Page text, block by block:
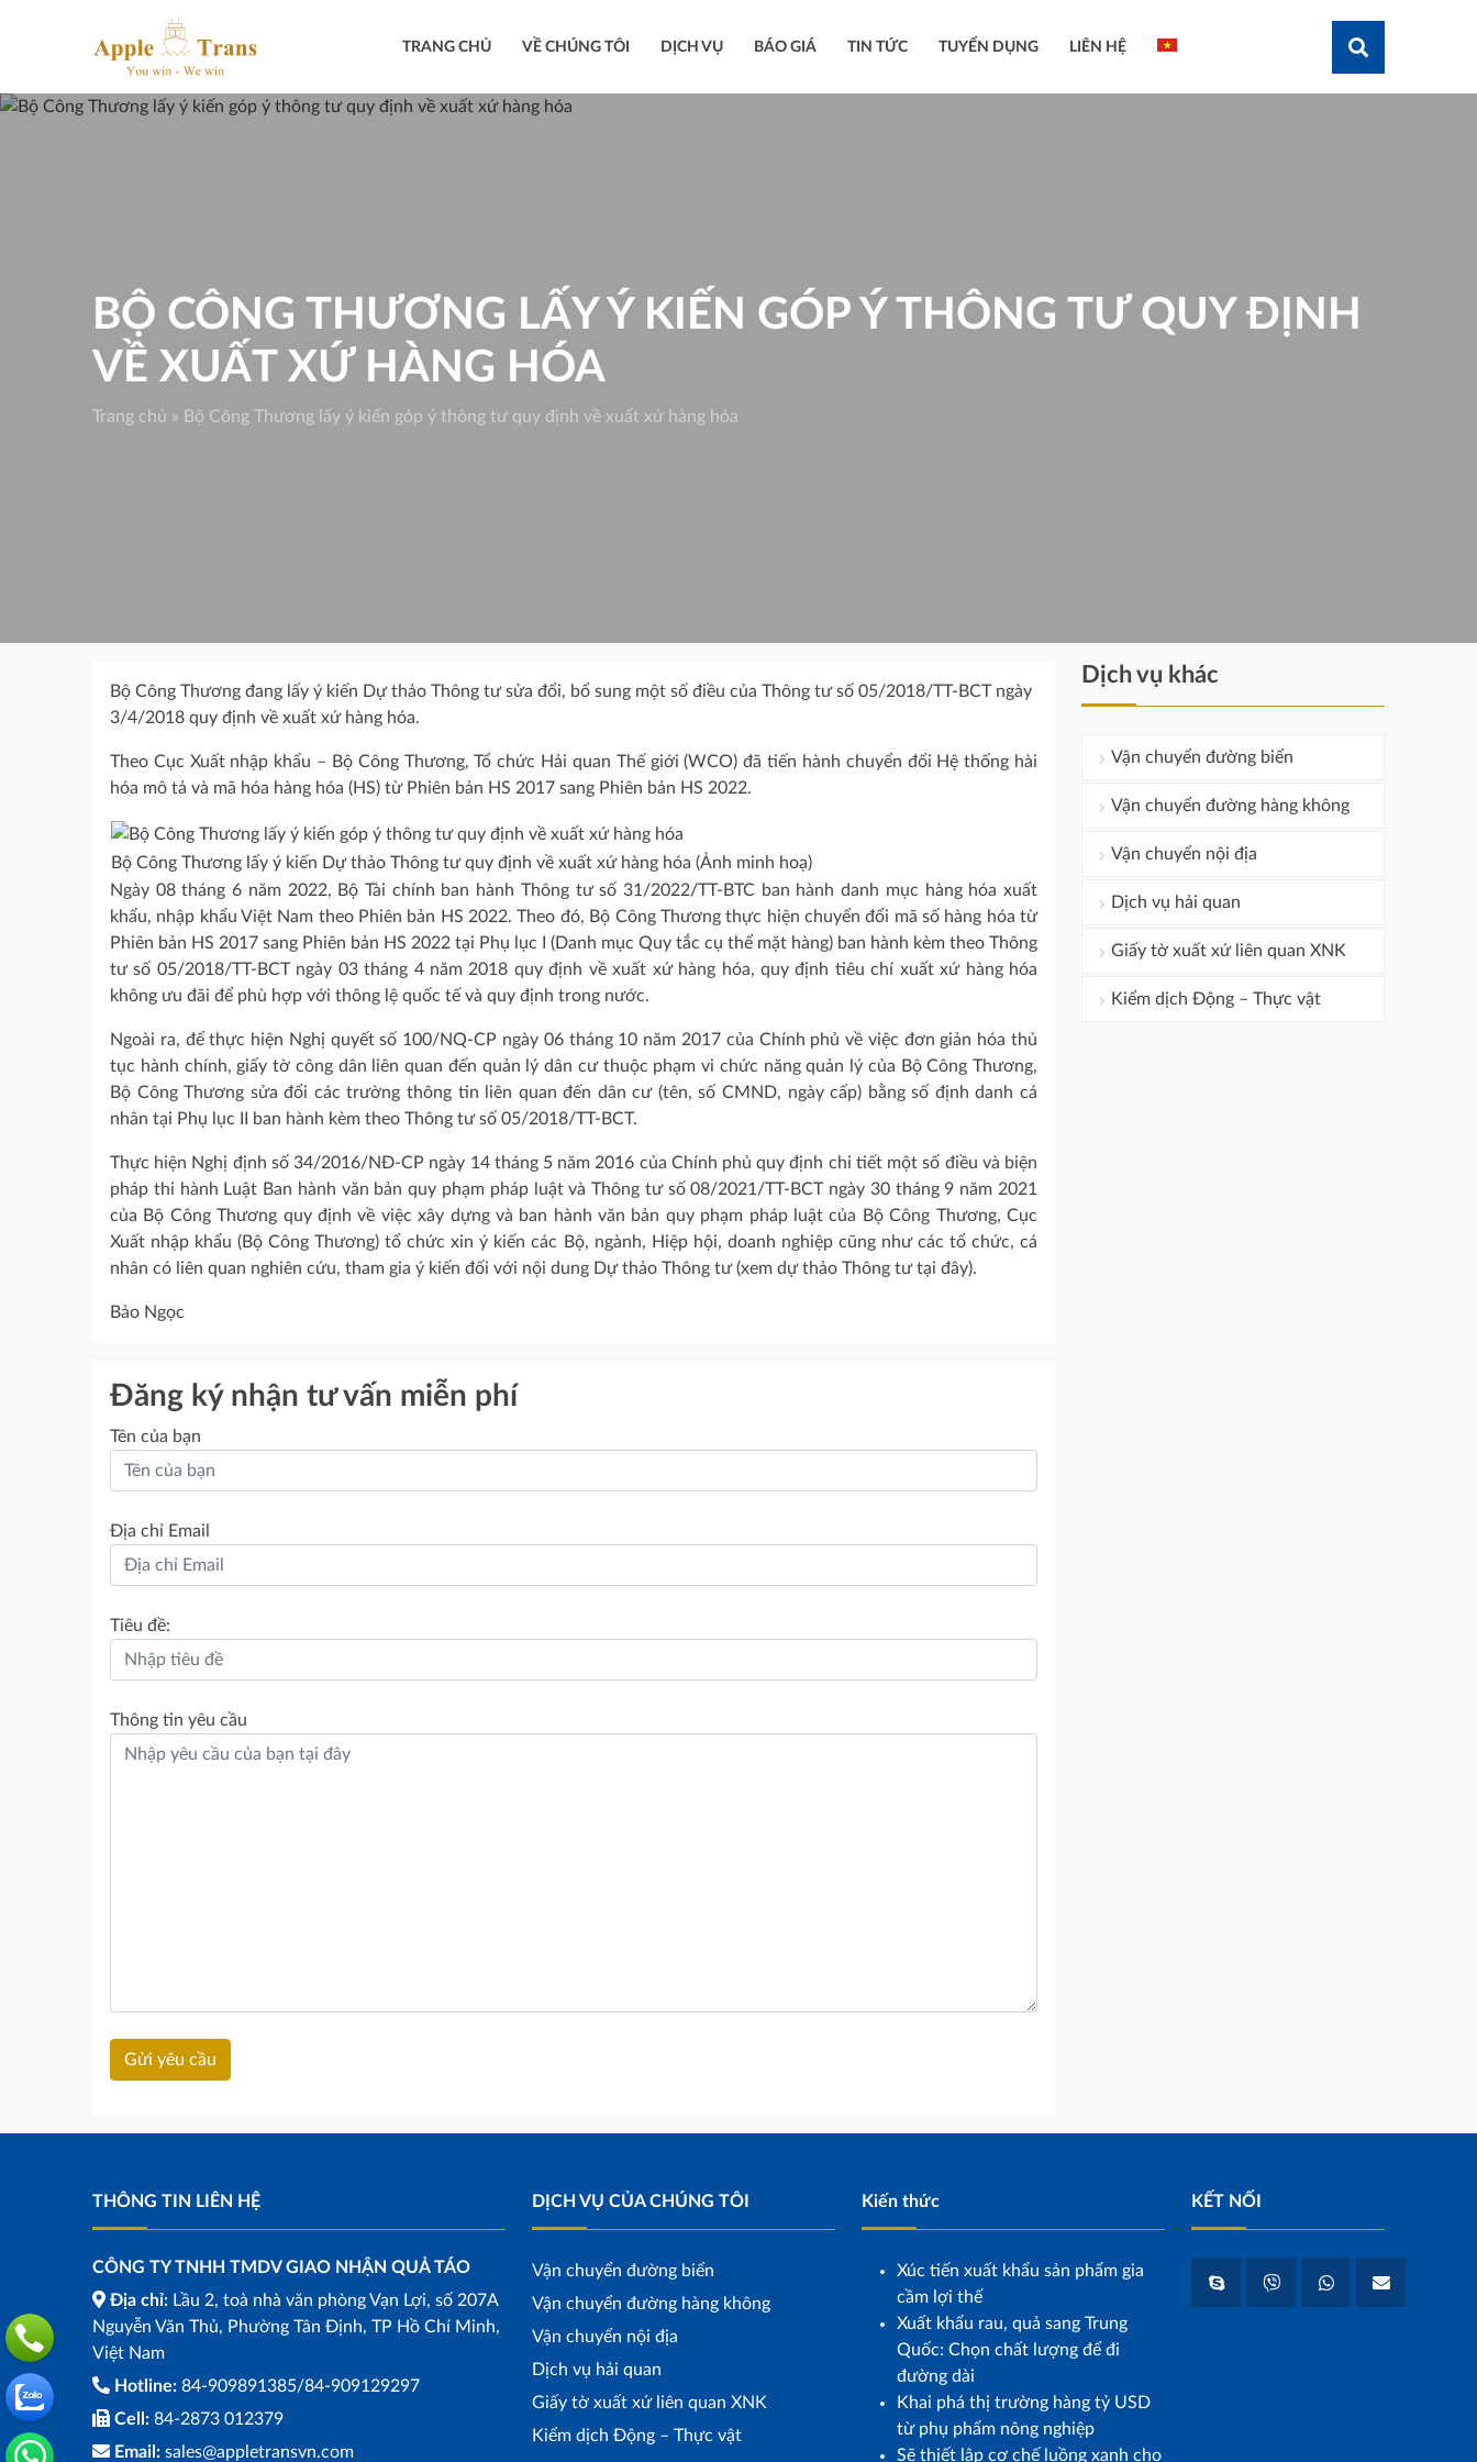
TRANG CHỦ VỀ CHÚNG TÔI DỊCH VỤ BÁO GIÁ TIN TỨC TUYỂN DỤNG LIÊN HỆ
BỘ CÔNG THƯƠNG LẤY Ý KIẾN GÓP Ý THÔNG TƯ QUY ĐỊNH
VỀ XUẤT XỨ HÀNG HÓA
Trang chủ » Bộ Công Thương lấy ý kiến góp ý thông tư quy định về xuất xứ hàng hóa
Bộ Công Thương đang lấy ý kiến Dự thảo Thông tư sửa đổi, bổ sung một số điều của Thông tư số 05/2018/TT-BCT ngày
3/4/2018 quy định về xuất xứ hàng hóa.
Theo Cục Xuất nhập khẩu – Bộ Công Thương, Tổ chức Hải quan Thế giới (WCO) đã tiến hành chuyển đổi Hệ thống hài
hóa mô tả và mã hóa hàng hóa (HS) từ Phiên bản HS 2017 sang Phiên bản HS 2022.
Bộ Công Thương lấy ý kiến Dự thảo Thông tư quy định về xuất xứ hàng hóa (Ảnh minh hoạ)
Ngày 08 tháng 6 năm 2022, Bộ Tài chính ban hành Thông tư số 31/2022/TT-BTC ban hành danh mục hàng hóa xuất
khẩu, nhập khẩu Việt Nam theo Phiên bản HS 2022. Theo đó, Bộ Công Thương thực hiện chuyển đổi mã số hàng hóa từ
Phiên bản HS 2017 sang Phiên bản HS 2022 tại Phụ lục I (Danh mục Quy tắc cụ thể mặt hàng) ban hành kèm theo Thông
tư số 05/2018/TT-BCT ngày 03 tháng 4 năm 2018 quy định về xuất xứ hàng hóa, quy định tiêu chí xuất xứ hàng hóa
không ưu đãi để phù hợp với thông lệ quốc tế và quy định trong nước.
Ngoài ra, để thực hiện Nghị quyết số 100/NQ-CP ngày 06 tháng 10 năm 2017 của Chính phủ về việc đơn giản hóa thủ
tục hành chính, giấy tờ công dân liên quan đến quản lý dân cư thuộc phạm vi chức năng quản lý của Bộ Công Thương,
Bộ Công Thương sửa đổi các trường thông tin liên quan đến dân cư (tên, số CMND, ngày cấp) bằng số định danh cá
nhân tại Phụ lục II ban hành kèm theo Thông tư số 05/2018/TT-BCT.
Thực hiện Nghị định số 34/2016/NĐ-CP ngày 14 tháng 5 năm 2016 của Chính phủ quy định chi tiết một số điều và biện
pháp thi hành Luật Ban hành văn bản quy phạm pháp luật và Thông tư số 08/2021/TT-BCT ngày 30 tháng 9 năm 2021
của Bộ Công Thương quy định về việc xây dựng và ban hành văn bản quy phạm pháp luật của Bộ Công Thương, Cục
Xuất nhập khẩu (Bộ Công Thương) tổ chức xin ý kiến các Bộ, ngành, Hiệp hội, doanh nghiệp cũng như các tổ chức, cá
nhân có liên quan nghiên cứu, tham gia ý kiến đối với nội dung Dự thảo Thông tư (xem dự thảo Thông tư tại đây).
Bảo Ngọc
Đăng ký nhận tư vấn miễn phí
Tên của bạn
Địa chỉ Email
Tiêu đề:
Thông tin yêu cầu
Dịch vụ khác
Vận chuyển đường biển
Vận chuyển đường hàng không
Vận chuyển nội địa
Dịch vụ hải quan
Giấy tờ xuất xứ liên quan XNK
Kiểm dịch Động – Thực vật
THÔNG TIN LIÊN HỆ
CÔNG TY TNHH TMDV GIAO NHẬN QUẢ TÁO
Địa chỉ: Lầu 2, toà nhà văn phòng Vạn Lợi, số 207A
Nguyễn Văn Thủ, Phường Tân Định, TP Hồ Chí Minh,
Việt Nam
Hotline: 84-909891385/84-909129297
Cell: 84-2873 012379
Email: sales@appletransvn.com
DỊCH VỤ CỦA CHÚNG TÔI
Vận chuyển đường biển
Vận chuyển đường hàng không
Vận chuyển nội địa
Dịch vụ hải quan
Giấy tờ xuất xứ liên quan XNK
Kiểm dịch Động – Thực vật
Kiến thức
Xúc tiến xuất khẩu sản phẩm gia
cầm lợi thế
Xuất khẩu rau, quả sang Trung
Quốc: Chọn chất lượng để đi
đường dài
Khai phá thị trường hàng tỷ USD
từ phụ phẩm nông nghiệp
Sẽ thiết lập cơ chế luồng xanh cho
KẾT NỐI